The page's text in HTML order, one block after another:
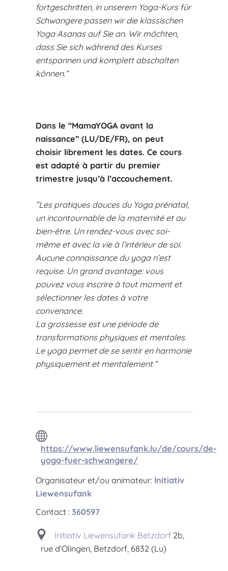
fortgeschritten, in unserem Yoga-Kurs für
Schwangere passen wir die klassischen
Yoga Asanas auf Sie an. Wir möchten,
dass Sie sich während des Kurses
entspannen und komplett abschalten
können.”
Dans le “MamaYOGA avant la
naissance” (LU/DE/FR), on peut
choisir librement les dates. Ce cours
est adapté à partir du premier
trimestre jusqu’à l’accouchement.
”Les pratiques douces du Yoga prénatal,
un incontournable de la maternité et au
bien-être. Un rendez-vous avec soi-
même et avec la vie à l’intérieur de soi.
Aucune connaissance du yoga n’est
requise. Un grand avantage: vous
pouvez vous inscrire à tout moment et
sélectionner les dates à votre
convenance.
La grossesse est une période de
transformations physiques et mentales.
Le yoga permet de se sentir en harmonie
physiquement et mentalement.”
https://www.liewensufank.lu/de/cours/de-
yoga-fuer-schwangere/
Organisateur et/ou animateur: Initiativ
Liewensufank
Contact : 360597
Initiativ Liewensufank Betzdorf 2b,
rue d’Olingen, Betzdorf, 6832 (Lu)